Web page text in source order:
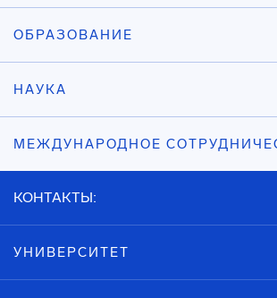
ОБРАЗОВАНИЕ
НАУКА
МЕЖДУНАРОДНОЕ
КОНТАКТЫ:
УНИВЕРСИТЕТ